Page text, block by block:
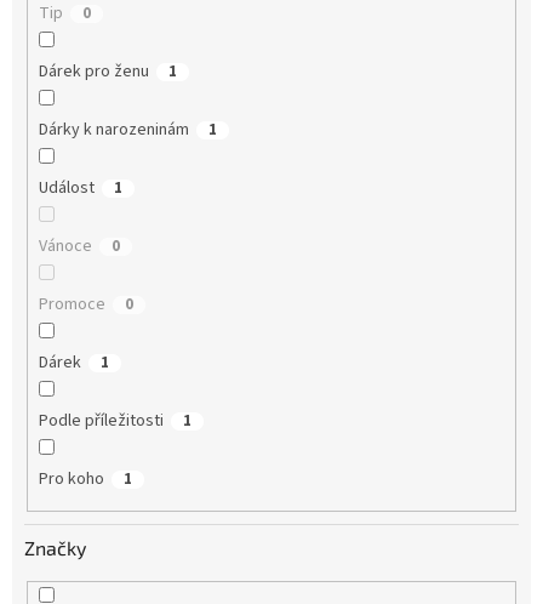
Tip 0
Dárek pro ženu 1
Dárky k narozeninám 1
Událost 1
Vánoce 0
Promoce 0
Dárek 1
Podle příležitosti 1
Pro koho 1
Značky